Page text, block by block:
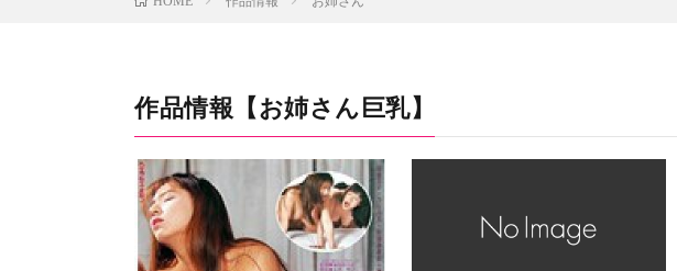
作品情報【お姉さん巨乳】